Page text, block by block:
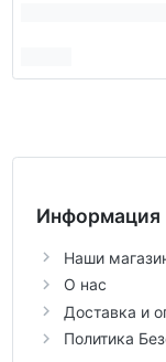
Информация
Наши
О нас
Доставка и
Политика